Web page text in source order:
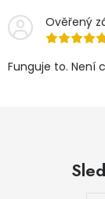
Vánoce
Ověřený
Funguje to. Není